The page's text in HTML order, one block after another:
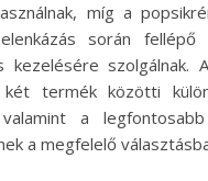
míg a
során fellépő
szolgálnak.
két termék közötti
a
a megfelelő